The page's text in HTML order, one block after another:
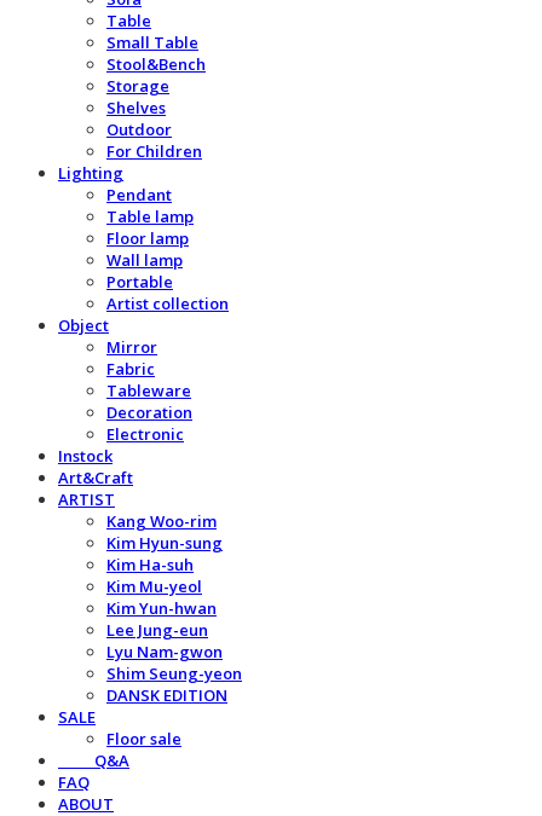
Table
Small Table
Stool&Bench
Storage
Shelves
Outdoor
For Children
Lighting
Pendant
Table lamp
Floor lamp
Wall lamp
Portable
Artist collection
Object
Mirror
Fabric
Tableware
Decoration
Electronic
Instock
Art&Craft
ARTIST
Kang Woo-rim
Kim Hyun-sung
Kim Ha-suh
Kim Mu-yeol
Kim Yun-hwan
Lee Jung-eun
Lyu Nam-gwon
Shim Seung-yeon
DANSK EDITION
SALE
Floor sale
⠀⠀⠀Q&A
FAQ
ABOUT